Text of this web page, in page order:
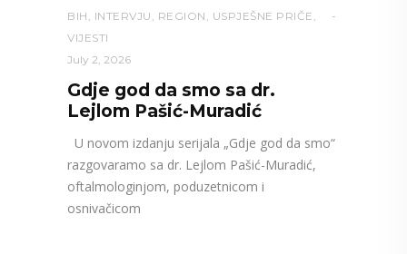
BIH , INTERVJU , REGION , USPJEŠNE PRIČE ,
VIJESTI
July 2, 2026
Gdje god da smo sa dr.
Lejlom Pašić-Muradić
U novom izdanju serijala „Gdje god da smo“
razgovaramo sa dr. Lejlom Pašić-Muradić,
oftalmologinjom, poduzetnicom i
osnivačicom